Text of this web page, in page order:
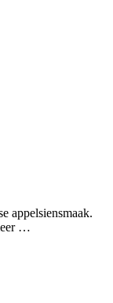
appelsiensmaak.
…